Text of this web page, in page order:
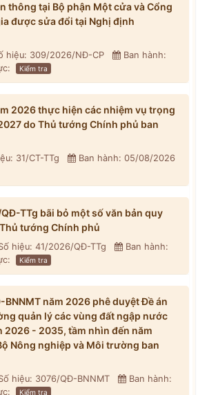
thông tại Bộ phận Một cửa và Cổng
được sửa đổi tại Nghị định
hiệu: 309/2026/NĐ-CP
Ban hành:
Kiểm tra
2026 thực hiện các nhiệm vụ trọng
do Thủ tướng Chính phủ ban
31/CT-TTg
Ban hành: 05/08/2026
TTg bãi bỏ một số văn bản quy
tướng Chính phủ
hiệu: 41/2026/QĐ-TTg
Ban hành:
Kiểm tra
năm 2026 phê duyệt Đề án
quản lý các vùng đất ngập nước
2026 - 2035, tầm nhìn đến năm
Nông nghiệp và Môi trường ban
hiệu: 3076/QĐ-BNNMT
Ban hành:
Kiểm tra